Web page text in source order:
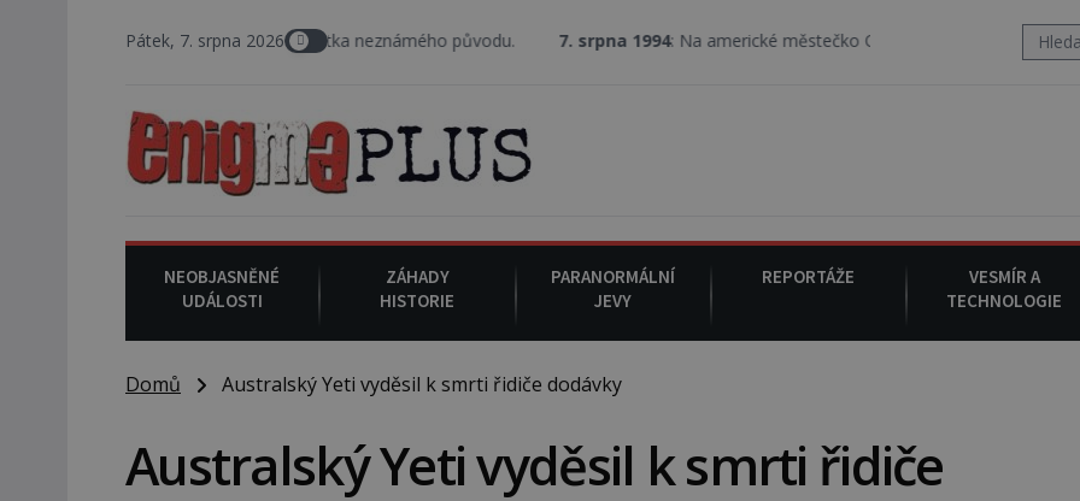
Pátek, 7. srpna 2026
snáší podivná rosolovitá látka neznámého původu. 7. srpna 1994: Na americké městečko Oakville se z nebe snáší podivná
NEOBJASNĚNÉ
UDÁLOSTI
ZÁHADY
HISTORIE
PARANORMÁLNÍ
JEVY
REPORTÁŽE
VESMÍR A
TECHNOLOGIE
Domů Australský Yeti vyděsil k smrti řidiče dodávky
Australský Yeti vyděsil k smrti řidiče